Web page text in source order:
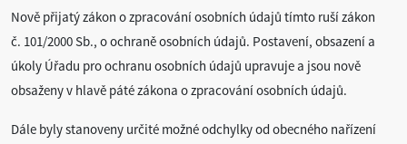
Nově přijatý zákon o zpracování osobních údajů tímto ruší zákon
č. 101/2000 Sb., o ochraně osobních údajů. Postavení, obsazení a
úkoly Úřadu pro ochranu osobních údajů upravuje a jsou nově
obsaženy v hlavě páté zákona o zpracování osobních údajů.
Dále byly stanoveny určité možné odchylky od obecného nařízení